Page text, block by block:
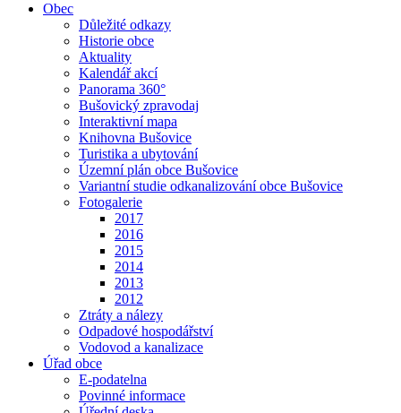
Obec
Důležité odkazy
Historie obce
Aktuality
Kalendář akcí
Panorama 360°
Bušovický zpravodaj
Interaktivní mapa
Knihovna Bušovice
Turistika a ubytování
Územní plán obce Bušovice
Variantní studie odkanalizování obce Bušovice
Fotogalerie
2017
2016
2015
2014
2013
2012
Ztráty a nálezy
Odpadové hospodářství
Vodovod a kanalizace
Úřad obce
E-podatelna
Povinné informace